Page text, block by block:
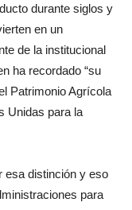
durante siglos y
en un
de la institucional
ha recordado “su
Patrimonio Agrícola
Unidas para la
esa distinción y eso
para